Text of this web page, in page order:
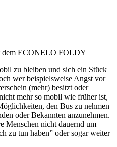
dem ECONELO FOLDY
zu bleiben und sich ein Stück
wer beispielsweise Angst vor
(mehr) besitzt oder
mehr so mobil wie früher ist,
den Bus zu nehmen
oder Bekannten anzunehmen.
Menschen nicht dauernd um
zu tun haben” oder sogar weiter